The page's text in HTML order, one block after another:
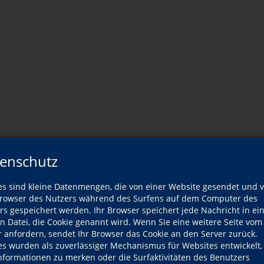
sind kleine Datenmengen, die von einer Website gesendet und
des Nutzers während des Surfens auf dem Computer des
gespeichert werden. Ihr Browser speichert jede Nachricht in
Datei, die Cookie genannt wird. Wenn Sie eine weitere Seite vom
anfordern, sendet Ihr Browser das Cookie an den Server zurück.
wurden als zuverlässiger Mechanismus für Websites
zu merken oder die Surfaktivitäten des Benutzers
Dozentin
Wann?
Sa., 22.08.2026
Sa., 26.09.2026